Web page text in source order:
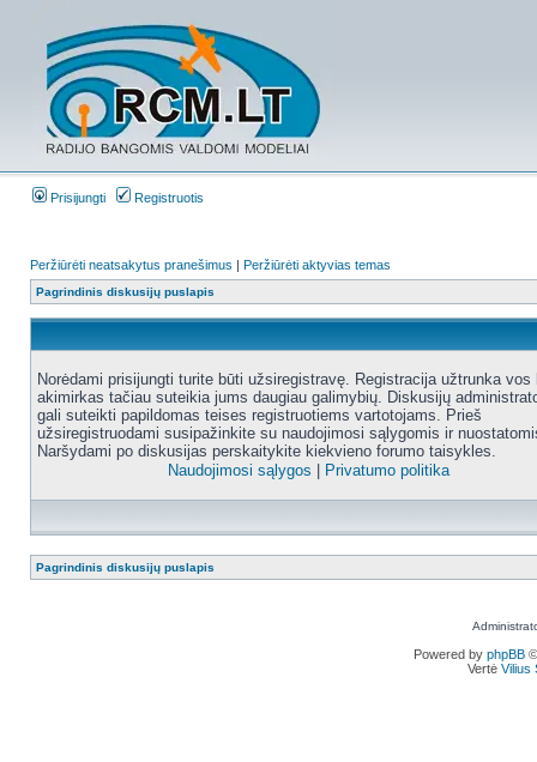
Prisijungti Registruotis
Peržiūrėti neatsakytus pranešimus | Peržiūrėti aktyvias temas
Pagrindinis diskusijų puslapis
Norėdami prisijungti turite būti užsiregistravę. Registracija užtrunka vos
akimirkas tačiau suteikia jums daugiau galimybių. Diskusijų
gali suteikti papildomas teises registruotiems vartotojams. Prieš
užsiregistruodami susipažinkite su naudojimosi sąlygomis ir
Naršydami po diskusijas perskaitykite kiekvieno forumo taisykles.
Naudojimosi sąlygos
Privatumo politika
Pagrindinis diskusijų puslapis
Powered by phpBB
Vertė Vilius